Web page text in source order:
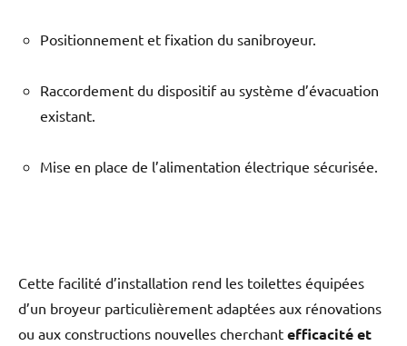
Positionnement et fixation du sanibroyeur.
Raccordement du dispositif au système d’évacuation
existant.
Mise en place de l’alimentation électrique sécurisée.
Cette facilité d’installation rend les toilettes équipées
d’un broyeur particulièrement adaptées aux rénovations
ou aux constructions nouvelles cherchant efficacité et